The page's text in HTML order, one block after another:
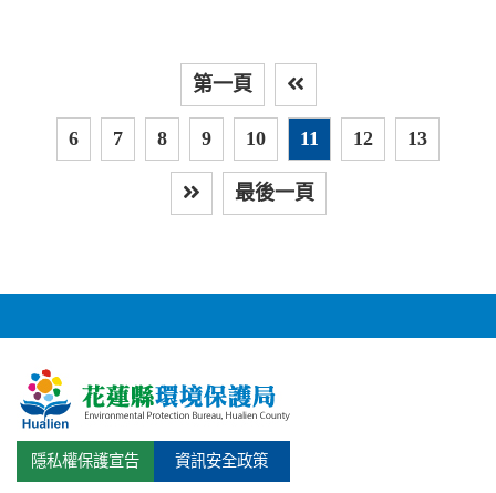
第一頁
6
7 8 9 10 11 12 13
最後一頁
隱私權保護宣告 資訊安全政策